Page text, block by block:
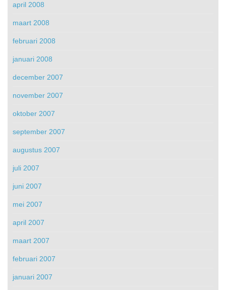
april 2008
maart 2008
februari 2008
januari 2008
december 2007
november 2007
oktober 2007
september 2007
augustus 2007
juli 2007
juni 2007
mei 2007
april 2007
maart 2007
februari 2007
januari 2007